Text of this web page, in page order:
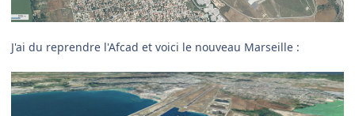
J'ai du reprendre l'Afcad et voici le nouveau Marseille :